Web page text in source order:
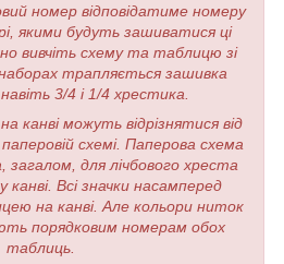
номер відповідатиме номеру
якими будуть зашиватися ці
вивчіть схему та таблицю зі
трапляється зашивка
3/4 і 1/4 хрестика.
канві можуть відрізнятися від
схемі. Паперова схема
загалом, для лічбового хреста
Всі значки насамперед
на канві. Але кольори ниток
порядковим номерам обох
таблиць.